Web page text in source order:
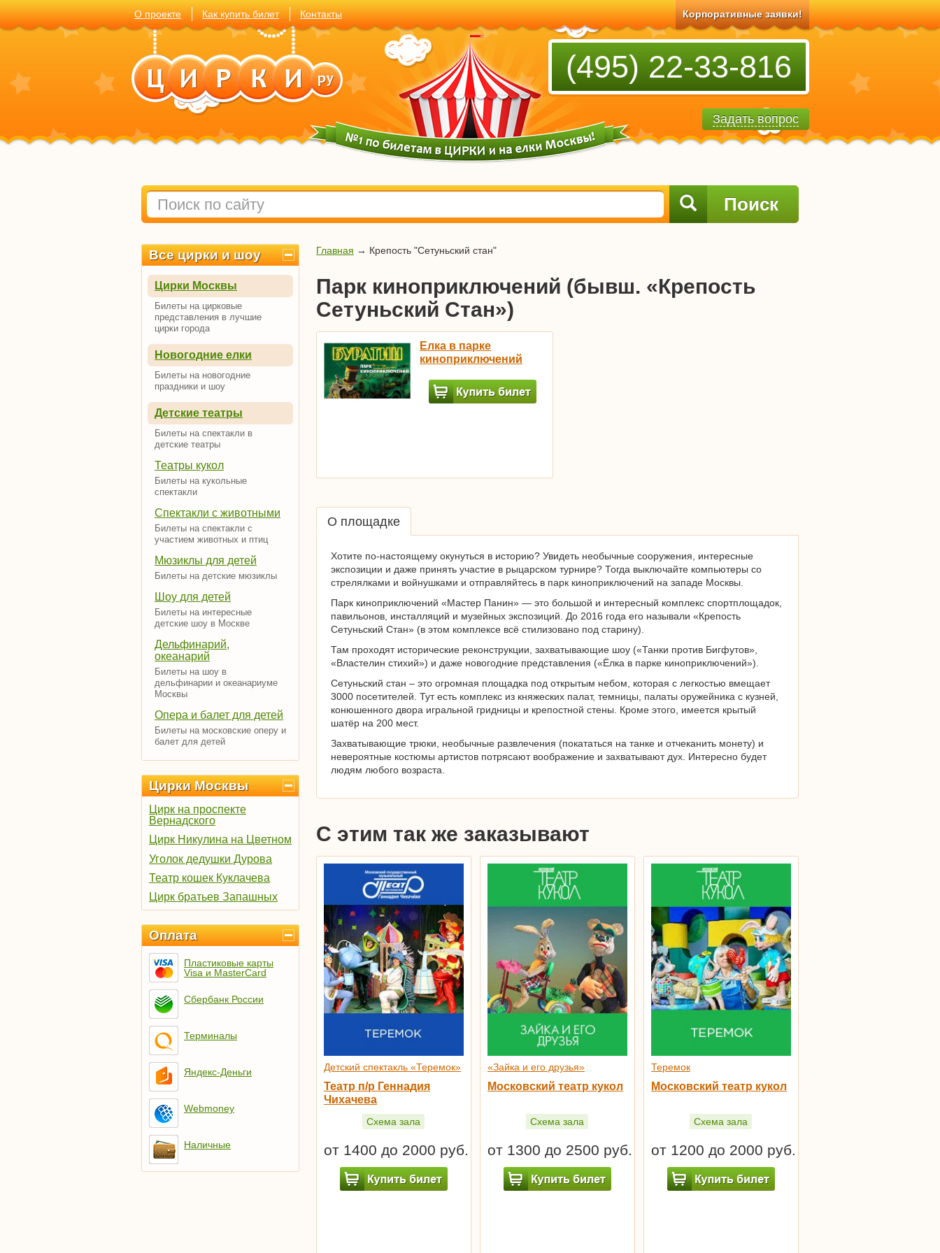
О проекте Как купить билет Контакты Корпоративные заявки!
(495) 22-33-816
Задать вопрос
Поиск
Все цирки и шоу
Цирки Москвы
Билеты на цирковые
представления в лучшие
цирки города
Новогодние елки
Билеты на новогодние
праздники и шоу
Детские театры
Билеты на спектакли в
детские театры
Театры кукол
Билеты на кукольные
спектакли
Спектакли с животными
Билеты на спектакли с
участием животных и птиц
Мюзиклы для детей
Билеты на детские мюзиклы
Шоу для детей
Билеты на интересные
детские шоу в Москве
Дельфинарий,
океанарий
Билеты на шоу в
дельфинарии и океанариуме
Москвы
Опера и балет для детей
Билеты на московские оперу и
балет для детей
Цирки Москвы
Цирк на проспекте
Вернадского
Цирк Никулина на Цветном
Уголок дедушки Дурова
Театр кошек Куклачева
Цирк братьев Запашных
Оплата
Пластиковые карты
Visa и MasterCard
Сбербанк России
Терминалы
Яндекс-Деньги
Webmoney
Наличные
Главная → Крепость "Сетуньский стан"
Парк киноприключений (бывш. «Крепость
Сетуньский Стан»)
Елка в парке
киноприключений
О площадке
Хотите по-настоящему окунуться в историю? Увидеть необычные сооружения, интересные
экспозиции и даже принять участие в рыцарском турнире? Тогда выключайте компьютеры со
стрелялками и войнушками и отправляйтесь в парк киноприключений на западе Москвы.
Парк киноприключений «Мастер Панин» — это большой и интересный комплекс спортплощадок,
павильонов, инсталляций и музейных экспозиций. До 2016 года его называли «Крепость
Сетуньский Стан» (в этом комплексе всё стилизовано под старину).
Там проходят исторические реконструкции, захватывающие шоу («Танки против Бигфутов»,
«Властелин стихий») и даже новогодние представления («Ёлка в парке киноприключений»).
Сетуньский стан – это огромная площадка под открытым небом, которая с легкостью вмещает
3000 посетителей. Тут есть комплекс из княжеских палат, темницы, палаты оружейника с кузней,
конюшенного двора игральной гридницы и крепостной стены. Кроме этого, имеется крытый
шатёр на 200 мест.
Захватывающие трюки, необычные развлечения (покататься на танке и отчеканить монету) и
невероятные костюмы артистов потрясают воображение и захватывают дух. Интересно будет
людям любого возраста.
С этим так же заказывают
Детский спектакль «Теремок»
Театр п/р Геннадия
Чихачева
Схема зала
от 1400 до 2000 руб.
«Зайка и его друзья»
Московский театр кукол
Схема зала
от 1300 до 2500 руб.
Теремок
Московский театр кукол
Схема зала
от 1200 до 2000 руб.